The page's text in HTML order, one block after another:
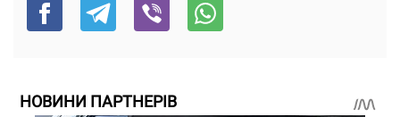
НОВИНИ ПАРТНЕРІВ